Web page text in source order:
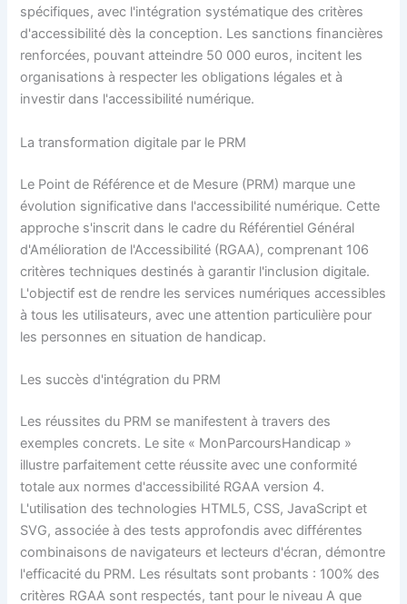
spécifiques, avec l'intégration systématique des critères
d'accessibilité dès la conception. Les sanctions financières
renforcées, pouvant atteindre 50 000 euros, incitent les
organisations à respecter les obligations légales et à
investir dans l'accessibilité numérique.
La transformation digitale par le PRM
Le Point de Référence et de Mesure (PRM) marque une
évolution significative dans l'accessibilité numérique. Cette
approche s'inscrit dans le cadre du Référentiel Général
d'Amélioration de l'Accessibilité (RGAA), comprenant 106
critères techniques destinés à garantir l'inclusion digitale.
L'objectif est de rendre les services numériques accessibles
à tous les utilisateurs, avec une attention particulière pour
les personnes en situation de handicap.
Les succès d'intégration du PRM
Les réussites du PRM se manifestent à travers des
exemples concrets. Le site « MonParcoursHandicap »
illustre parfaitement cette réussite avec une conformité
totale aux normes d'accessibilité RGAA version 4.
L'utilisation des technologies HTML5, CSS, JavaScript et
SVG, associée à des tests approfondis avec différentes
combinaisons de navigateurs et lecteurs d'écran, démontre
l'efficacité du PRM. Les résultats sont probants : 100% des
critères RGAA sont respectés, tant pour le niveau A que